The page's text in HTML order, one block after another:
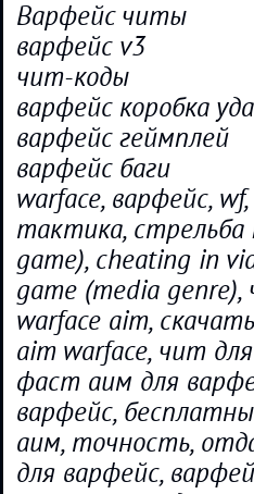
Варфейс читы
варфейс v3
чит-коды
варфейс коробка
варфейс геймплей
варфейс баги
warface, варфейс,
тактика, стрельба
game), cheating in
game (media
warface aim,
aim warface, чит
фаст аим для
варфейс,
аим, точность,
для варфейс,